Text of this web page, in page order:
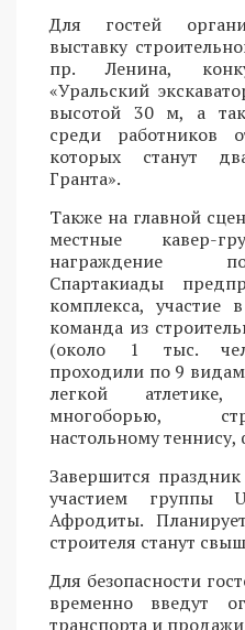
Для гостей
выставку
пр. Ленина,
«Уральский
высотой 30 м, а
среди работников
которых станут
Гранта».
Также на главной
местные кавер-
награждение
Спартакиады
комплекса, участие
команда из
(около 1 тыс.
проходили по 9
легкой
многоборью,
настольному теннису,
Завершится
участием группы
Афродиты.
строителя станут
Для безопасности
временно введут
транспорта и продажи